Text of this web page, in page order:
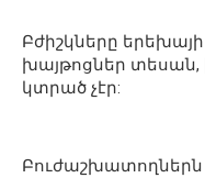
Բժիշկները
խայթոցներ տեսան,
կտրած չէր:
Բուժաշխատողներն